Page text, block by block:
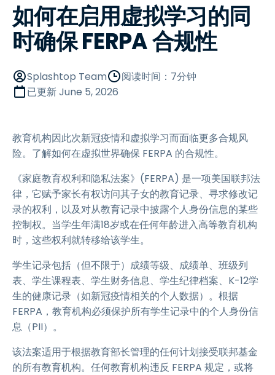
如何在启用虚拟学习的同
时确保 FERPA 合规性
Splashtop Team
阅读时间：7分钟
已更新June 5, 2026
教育机构因此次新冠疫情和虚拟学习而面临更多合规风
险。了解如何在虚拟世界确保 FERPA 的合规性。
《家庭教育权利和隐私法案》(FERPA) 是一项美国联邦法
律，它赋予家长有权访问其子女的教育记录、寻求修改记
录的权利，以及对从教育记录中披露个人身份信息的某些
控制权。当学生年满18岁或在任何年龄进入高等教育机构
时，这些权利就转移给该学生。
学生记录包括（但不限于）成绩等级、成绩单、班级列
表、学生课程表、学生财务信息、学生纪律档案、K-12学
生的健康记录（如新冠疫情相关的个人数据）。根据
FERPA，教育机构必须保护所有学生记录中的个人身份信
息（PII）。
该法案适用于根据教育部长管理的任何计划接受联邦基金
的所有教育机构。任何教育机构违反 FERPA 规定，或将